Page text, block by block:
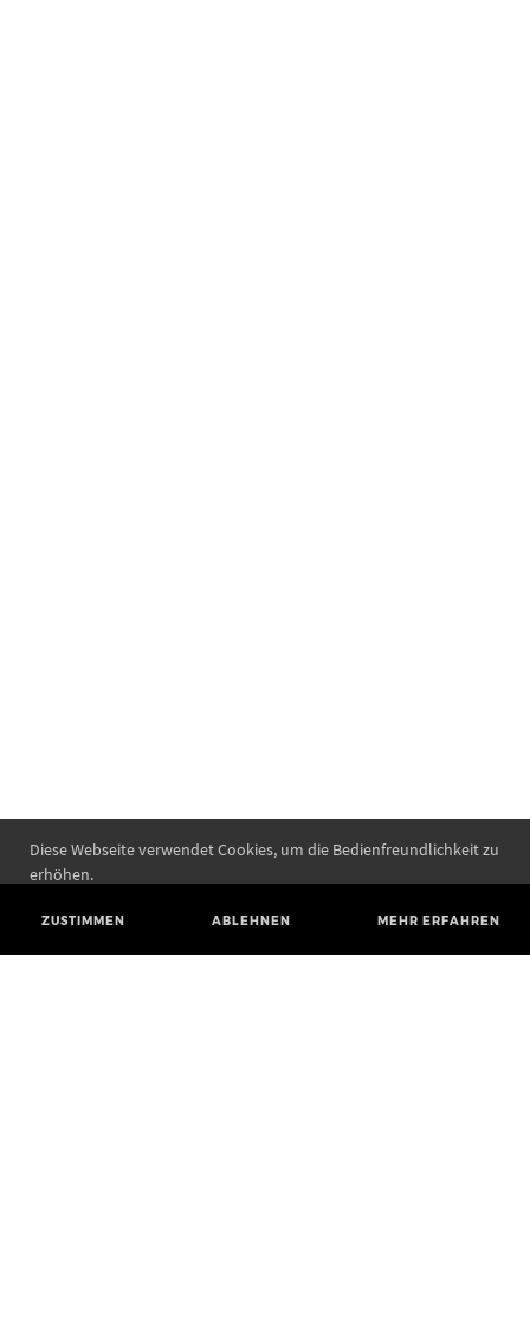
Diese Webseite verwendet Cookies, um die Bedienfreundlichkeit zu
erhöhen.
ZUSTIMMEN ABLEHNEN MEHR ERFAHREN